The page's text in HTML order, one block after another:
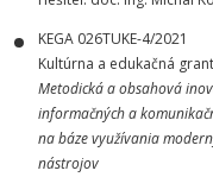
KEGA 026TUKE-4/2021
Kultúrna a edukačná
Metodická a obsahová
informačných a
na báze využívania
nástrojov